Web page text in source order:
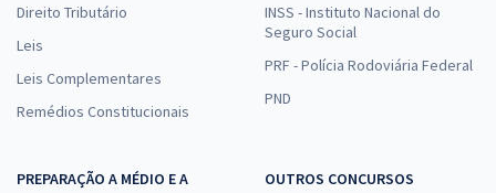
Direito Tributário
Leis
Leis Complementares
Remédios Constitucionais
INSS - Instituto Nacional do
Seguro Social
PRF - Polícia Rodoviária Federal
PND
PREPARAÇÃO A MÉDIO E A
OUTROS CONCURSOS